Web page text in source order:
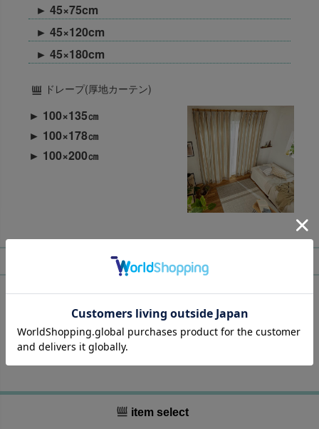
► 45×75cm
► 45×120cm
► 45×180cm
ドレープ(厚地カーテン)
► 100×135㎝
► 100×178㎝
► 100×200㎝
価格
カーペットマルシェ価格 3,300 税込
[
item select